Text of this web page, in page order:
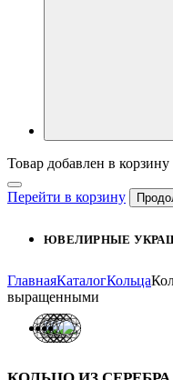
Товар добавлен в корзину
Перейти в корзину
ЮВЕЛИРНЫЕ
ГлавнаяКаталогКольца
выращенными